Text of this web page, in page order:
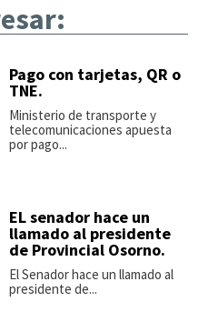
Pago con tarjetas, QR o
TNE.
Ministerio de transporte y
telecomunicaciones apuesta
por pago...
EL senador hace un
llamado al presidente
de Provincial Osorno.
El Senador hace un llamado al
presidente de...